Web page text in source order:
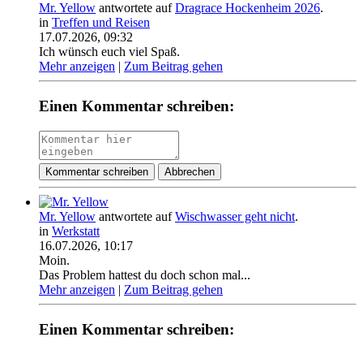
Mr. Yellow antwortete aufDragrace Hockenheim 2026.
in Treffen und Reisen
17.07.2026, 09:32
Ich wünsch euch viel Spaß.
Mehr anzeigen | Zum Beitrag gehen
Einen Kommentar schreiben:
Kommentar schreiben Abbrechen
Mr. Yellow antwortete aufWischwasser geht nicht.
in Werkstatt
16.07.2026, 10:17
Moin.
Das Problem hattest du doch schon mal...
Mehr anzeigen | Zum Beitrag gehen
Einen Kommentar schreiben: